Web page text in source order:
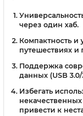
через один хаб.
Компактность и
путешествиях и
Поддержка
данных (USB
Избегать
привести к